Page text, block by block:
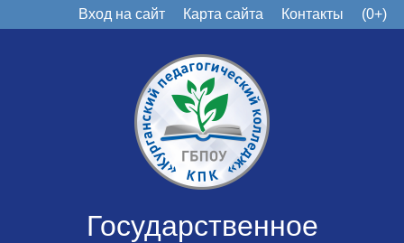
Вход на сайт Карта сайта Контакты (0+)
Государственное